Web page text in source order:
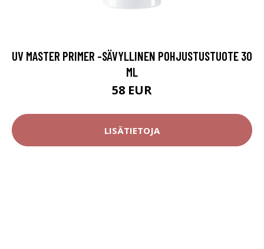
UV MASTER PRIMER -SÄVYLLINEN POHJUSTUSTUOTE 30
ML
58 EUR
LISÄTIETOJA